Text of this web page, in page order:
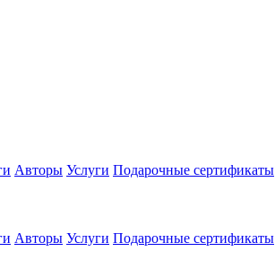
Авторы Услуги Подарочные сертификаты
Авторы Услуги Подарочные сертификаты